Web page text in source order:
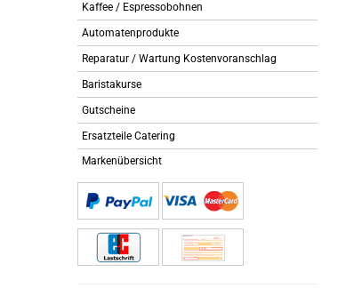
Kaffee / Espressobohnen
Automatenprodukte
Reparatur / Wartung Kostenvoranschlag
Baristakurse
Gutscheine
Ersatzteile Catering
Markenübersicht